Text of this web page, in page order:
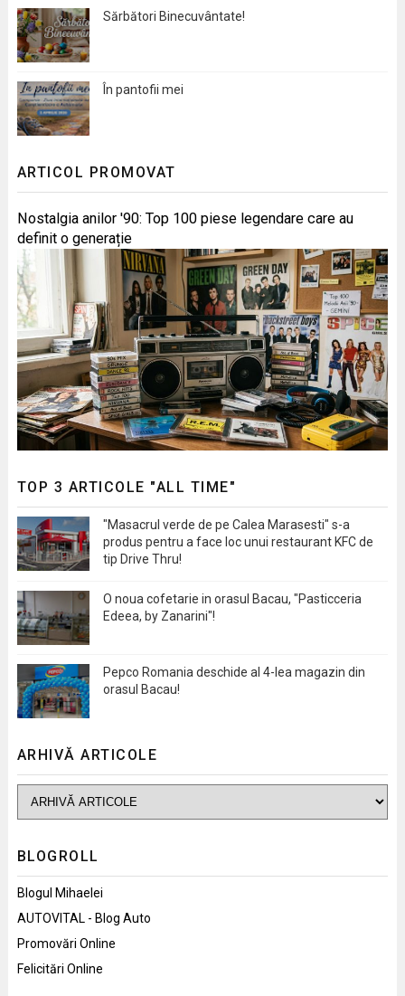
Sărbători Binecuvântate!
În pantofii mei
ARTICOL PROMOVAT
Nostalgia anilor '90: Top 100 piese legendare care au
definit o generație
TOP 3 ARTICOLE "ALL TIME"
"Masacrul verde de pe Calea Marasesti" s-a
produs pentru a face loc unui restaurant KFC de
tip Drive Thru!
O noua cofetarie in orasul Bacau, "Pasticceria
Edeea, by Zanarini"!
Pepco Romania deschide al 4-lea magazin din
orasul Bacau!
ARHIVĂ ARTICOLE
BLOGROLL
Blogul Mihaelei
AUTOVITAL - Blog Auto
Promovări Online
Felicitări Online